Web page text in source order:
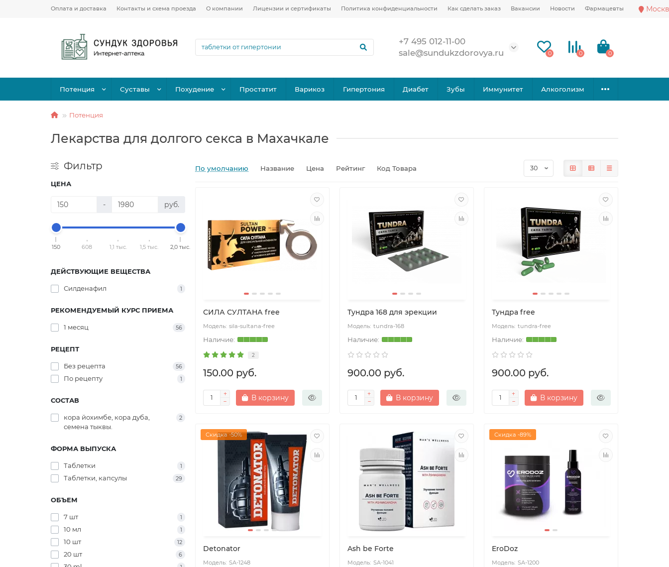
Оплата и доставка Контакты и схема проезда О компании Лицензии и сертификаты Политика конфиденциальности Как сделать заказ Вакансии Новости Фармацевты
+7 495 012-11-00
sale@sundukzdorovya.ru
0 0 0
Потенция Суставы Похудение Простатит Варикоз Гипертония Диабет Зубы Иммунитет Алкоголизм
Потенция
Лекарства для долгого секса в Махачкале
Фильтр
ЦЕНА
- руб.
150 608 1,1 тыс. 1,5 тыс. 2,0 тыс.
ДЕЙСТВУЮЩИЕ ВЕЩЕСТВА
Силденафил 1
РЕКОМЕНДУЕМЫЙ КУРС ПРИЕМА
1 месяц 56
РЕЦЕПТ
Без рецепта 56
По рецепту 1
СОСТАВ
кора йохимбе, кора дуба,
семена тыквы.
2
ФОРМА ВЫПУСКА
Таблетки 1
Таблетки, капсулы 29
ОБЪЕМ
7 шт 1
10 мл 1
10 шт 12
20 шт 6
По умолчанию Название Цена Рейтинг Код Товара
СИЛА СУЛТАНА free
sila-sultana-free
2
150.00 руб.
В корзину
Тундра 168 для эрекции
tundra-168
900.00 руб.
В корзину
Тундра free
tundra-free
900.00 руб.
В корзину
Скидка -50%
Detonator
SA-1248
Ash be Forte
SA-1041
Скидка -89%
EroDoz
SA-1200